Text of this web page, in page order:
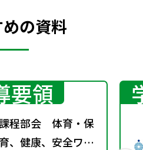
の資料
要領
程部会 体育・保
、健康、安全ワー